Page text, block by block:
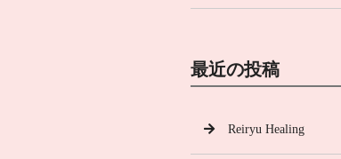
最近の投稿
Reiryu Healing